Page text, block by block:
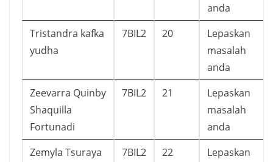
anda
Tristandra kafka
yudha
7BIL2 20
Lepaskan
masalah
anda
Zeevarra Quinby
Shaquilla
Fortunadi
7BIL2 21
Lepaskan
masalah
anda
Zemyla Tsuraya
7BIL2 22
Lepaskan